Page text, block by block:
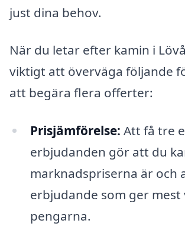
just dina behov.
När du letar efter kamin i
viktigt att överväga följande
att begära flera offerter:
Prisjämförelse: Att få tre
erbjudanden gör att du
marknadspriserna är och
erbjudande som ger
pengarna.